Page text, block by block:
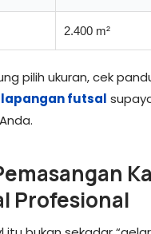
2.400 m²
pilih ukuran, cek
futsal
Profesional